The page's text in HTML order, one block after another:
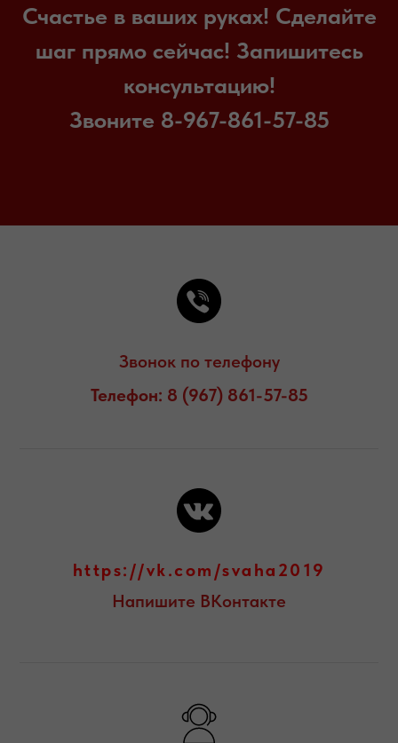
Счастье в ваших руках! Сделайте
шаг прямо сейчас! Запишитесь
консультацию!
Звоните 8-967-861-57-85
Звонок по телефону
Телефон: 8 (967) 861-57-85
https://vk.com/svaha2019
Напишите ВКонтакте